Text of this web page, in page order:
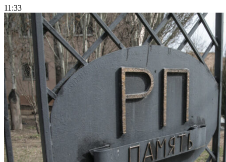
11:33